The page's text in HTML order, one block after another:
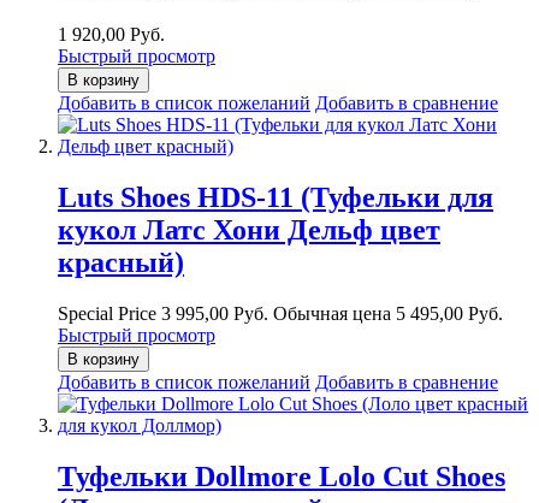
1 920,00 Руб.
Быстрый просмотр
В корзину
Добавить в список пожеланий Добавить в сравнение
Luts Shoes HDS-11 (Туфельки для
кукол Латс Хони Дельф цвет
красный)
Special Price 3 995,00 Руб. Обычная цена 5 495,00 Руб.
Быстрый просмотр
В корзину
Добавить в список пожеланий Добавить в сравнение
Туфельки Dollmore Lolo Cut Shoes